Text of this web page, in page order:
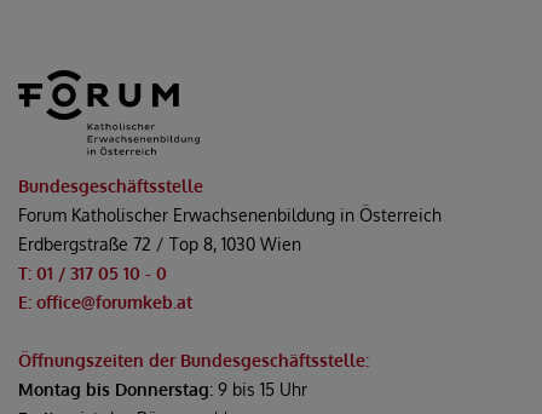
Bundesgeschäftsstelle
Forum Katholischer Erwachsenenbildung in Österreich
Erdbergstraße 72 / Top 8, 1030 Wien
T: 01 / 317 05 10 - 0
E: office@forumkeb.at
Öffnungszeiten der Bundesgeschäftsstelle:
Montag bis Donnerstag: 9 bis 15 Uhr